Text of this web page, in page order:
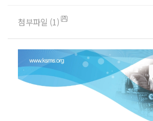
첨부파일 (1)